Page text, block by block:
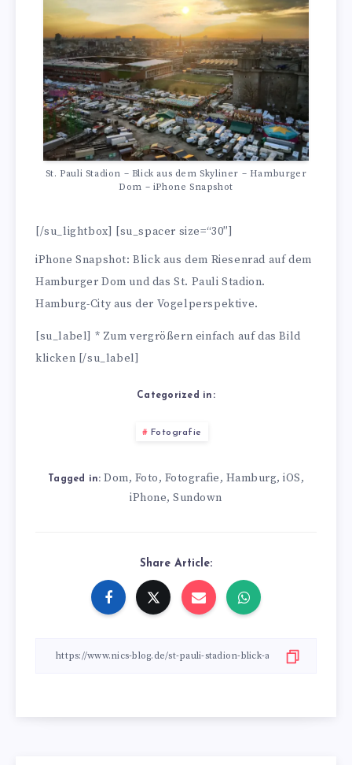
St. Pauli Stadion – Blick aus dem Skyliner – Hamburger
Dom – iPhone Snapshot
[/su_lightbox] [su_spacer size=“30″]
iPhone Snapshot: Blick aus dem Riesenrad auf dem
Hamburger Dom und das St. Pauli Stadion.
Hamburg-City aus der Vogelperspektive.
[su_label] * Zum vergrößern einfach auf das Bild
klicken [/su_label]
Categorized in:
Fotografie
Tagged in: Dom, Foto, Fotografie, Hamburg, iOS,
iPhone,Sundown
Share Article: